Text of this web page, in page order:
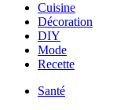
Cuisine
Décoration
DIY
Mode
Recette
Santé